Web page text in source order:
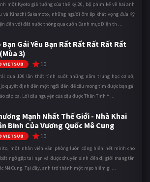
một Kyoto giả tưởng của thế kỷ 20, bộ phim kể về hai anh
và Kihachi Sakamoto, những người ôm ấp khát vọng đưa Kỷ
đến với đất nước thông qua cuốn Danh mục Điện th ...
Bạn Gái Yêu Bạn Rất Rất Rất Rất Rất
3)
VIETSUB 10
qua 100 lần thất tình suốt những năm trung học cơ sở,
quyết định đến một ngôi đền để cầu mong tìm được bạn gái
cấp ba. Lời cầu nguyện của cậu được Thần Tình Y ...
Mạnh Nhất Thế Giới - Nhà Khai
Binh Của Vương Quốc Mê Cung
VIETSUB 10
một nhân viên văn phòng luôn cống hiến hết mình cho
bất ngờ gặp tai nạn và được chuyển sinh đến dị giới mang tên
Mê Cung. Tại đây, anh trở thành một mạo hiểm gi ...